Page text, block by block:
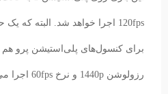
برای کنسول‌‌های پلی‌استیشن پرو هم